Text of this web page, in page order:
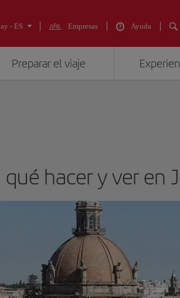
- ES Empresas Ayuda
Preparar el viaje
hacer y ver en